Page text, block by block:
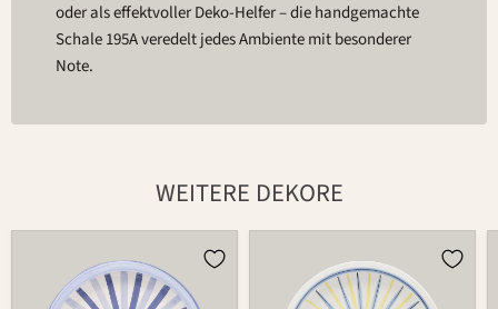
oder als effektvoller Deko-Helfer – die handgemachte
Schale 195A veredelt jedes Ambiente mit besonderer
Note.
WEITERE DEKORE